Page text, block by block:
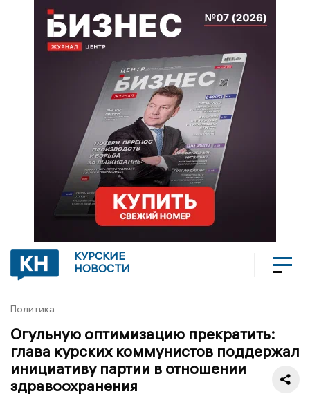
КУРСКИЕ
НОВОСТИ
Политика
Огульную оптимизацию прекратить:
глава курских коммунистов поддержал
инициативу партии в отношении
здравоохранения